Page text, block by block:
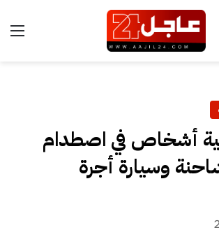
أشخاص في اصطدام
وسيارة أجرة